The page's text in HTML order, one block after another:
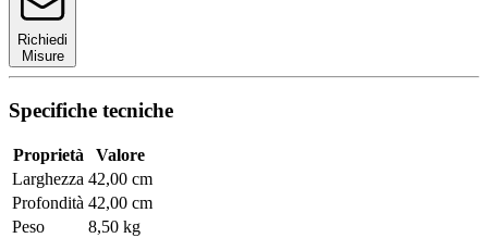
Richiedi
Misure
Specifiche tecniche
Proprietà
Valore
Larghezza 42,00 cm
Profondità 42,00 cm
Peso
8,50 kg